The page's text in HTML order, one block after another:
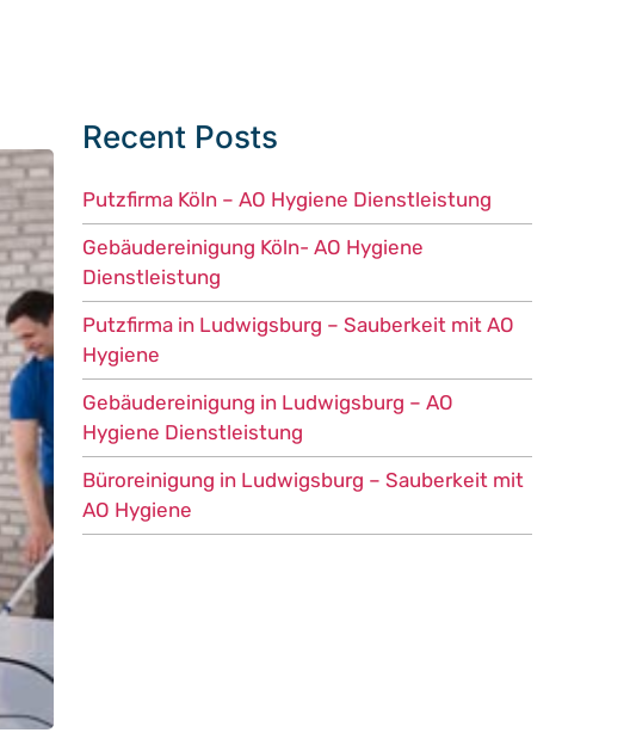
Recent Posts
Putzfirma Köln – AO Hygiene Dienstleistung
Gebäudereinigung Köln- AO Hygiene
Dienstleistung
Putzfirma in Ludwigsburg – Sauberkeit mit AO
Hygiene
Gebäudereinigung in Ludwigsburg – AO
Hygiene Dienstleistung
Büroreinigung in Ludwigsburg – Sauberkeit mit
AO Hygiene